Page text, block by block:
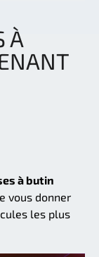
À
à butin
vous donner
les plus